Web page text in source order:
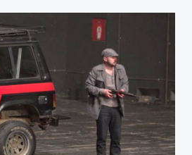
ПРОЛЕЋНИ
ДЕО
ПРОГРАМА
У
НОВОМ
САДУ